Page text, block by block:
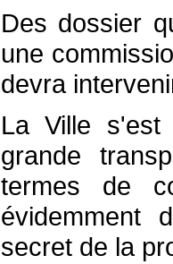
Des dossier
une
devra
La Ville s'est
grande
termes de
évidemment
secret de la